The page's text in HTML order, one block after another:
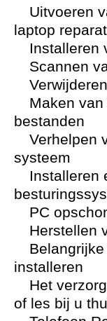
Uitvoeren
laptop
Installeren
Scannen
Maken
bestanden
Verhelpen
systeem
Installeren
PC
Herstellen
installeren
Het
of les bij u